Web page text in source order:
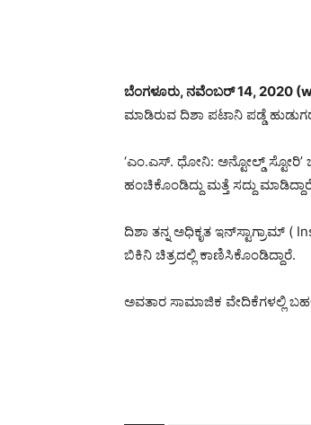
ಬೆಂಗಳೂರು, ನವೆಂಬರ್ 14, 2020
ಮಾಡಿರುವ ದಿಶಾ ಪಟಾನಿ ಪಡ್ಡೆ
‘ಎಂ.ಎಸ್. ಧೋನಿ: ಅನ್ಟೋಲ್ಡ್ ಸ್ಟೋರಿ’
ಹಂಚಿಕೊಂಡಿದ್ದು ಮತ್ತೆ ಸದ್ದು
ದಿಶಾ ತನ್ನ ಅಧಿಕೃತ ಇನ್‌ಸ್ಟಾಗ್ರಾಮ್ (
ಬಿಕಿನಿ ಚಿತ್ರದಲ್ಲಿ ಕಾಣಿಸಿಕೊಂಡಿದ್ದಾರೆ.
ಅವತಾರ ಸಾಮಾಜಿಕ ವೇದಿಕೆಗಳಲ್ಲಿ